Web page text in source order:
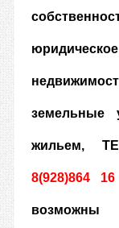
земельные
жильем,
8(928)864
возможны